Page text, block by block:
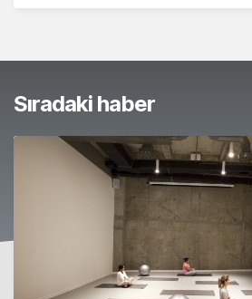
Sıradaki haber